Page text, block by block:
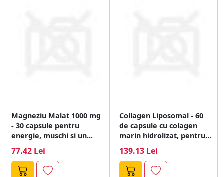
Magneziu Malat 1000 mg
- 30 capsule pentru
energie, muschi si un...
77.42 Lei
Collagen Liposomal - 60
de capsule cu colagen
marin hidrolizat, pentru
139.13 Lei